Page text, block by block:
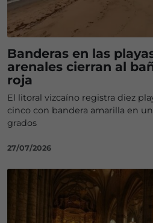
Banderas en las
arenales cierran al
roja
El litoral vizcaíno registra diez
cinco con bandera amarilla en
grados
27/07/2026